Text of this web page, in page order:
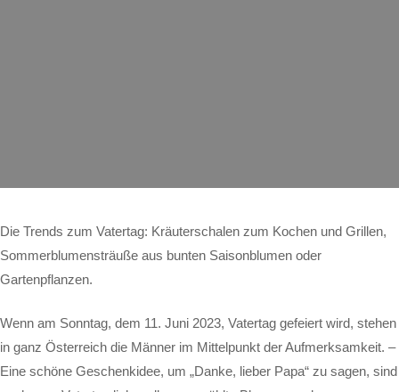
Die Trends zum Vatertag: Kräuterschalen zum Kochen und Grillen,
Sommerblumensträuße aus bunten Saisonblumen oder
Gartenpflanzen.
Wenn am Sonntag, dem 11. Juni 2023, Vatertag gefeiert wird, stehen
in ganz Österreich die Männer im Mittelpunkt der Aufmerksamkeit. –
Eine schöne Geschenkidee, um „Danke, lieber Papa“ zu sagen, sind